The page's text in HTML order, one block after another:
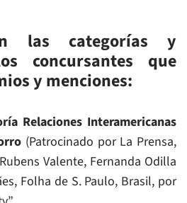
las categorías y
concursantes que
y menciones:
Relaciones Interamericanas
(Patrocinado por La Prensa,
Valente, Fernanda Odilla
Folha de S. Paulo, Brasil, por